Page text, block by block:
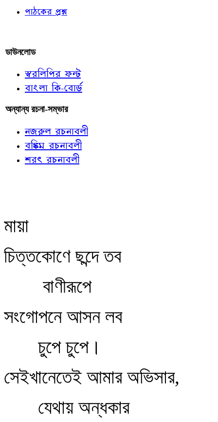
পাঠকের প্রশ্ন
ডাউনলোড
স্বরলিপির ফন্ট
বাংলা কি-বোর্ড
অন্যান্য রচনা-সম্ভার
নজরুল রচনাবলী
বঙ্কিম রচনাবলী
শরৎ রচনাবলী
মায়া
চিত্তকোণে ছন্দে তব
বাণীরূপে
সংগোপনে আসন লব
চুপে চুপে।
সেইখানেতেই আমার অভিসার,
যেথায় অন্ধকার